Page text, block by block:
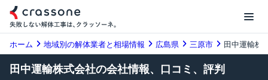
ホーム 地域別の解体業者と相場情報 広島県 三原市 田中運輸株
田中運輸株式会社の会社情報、口コミ、評判